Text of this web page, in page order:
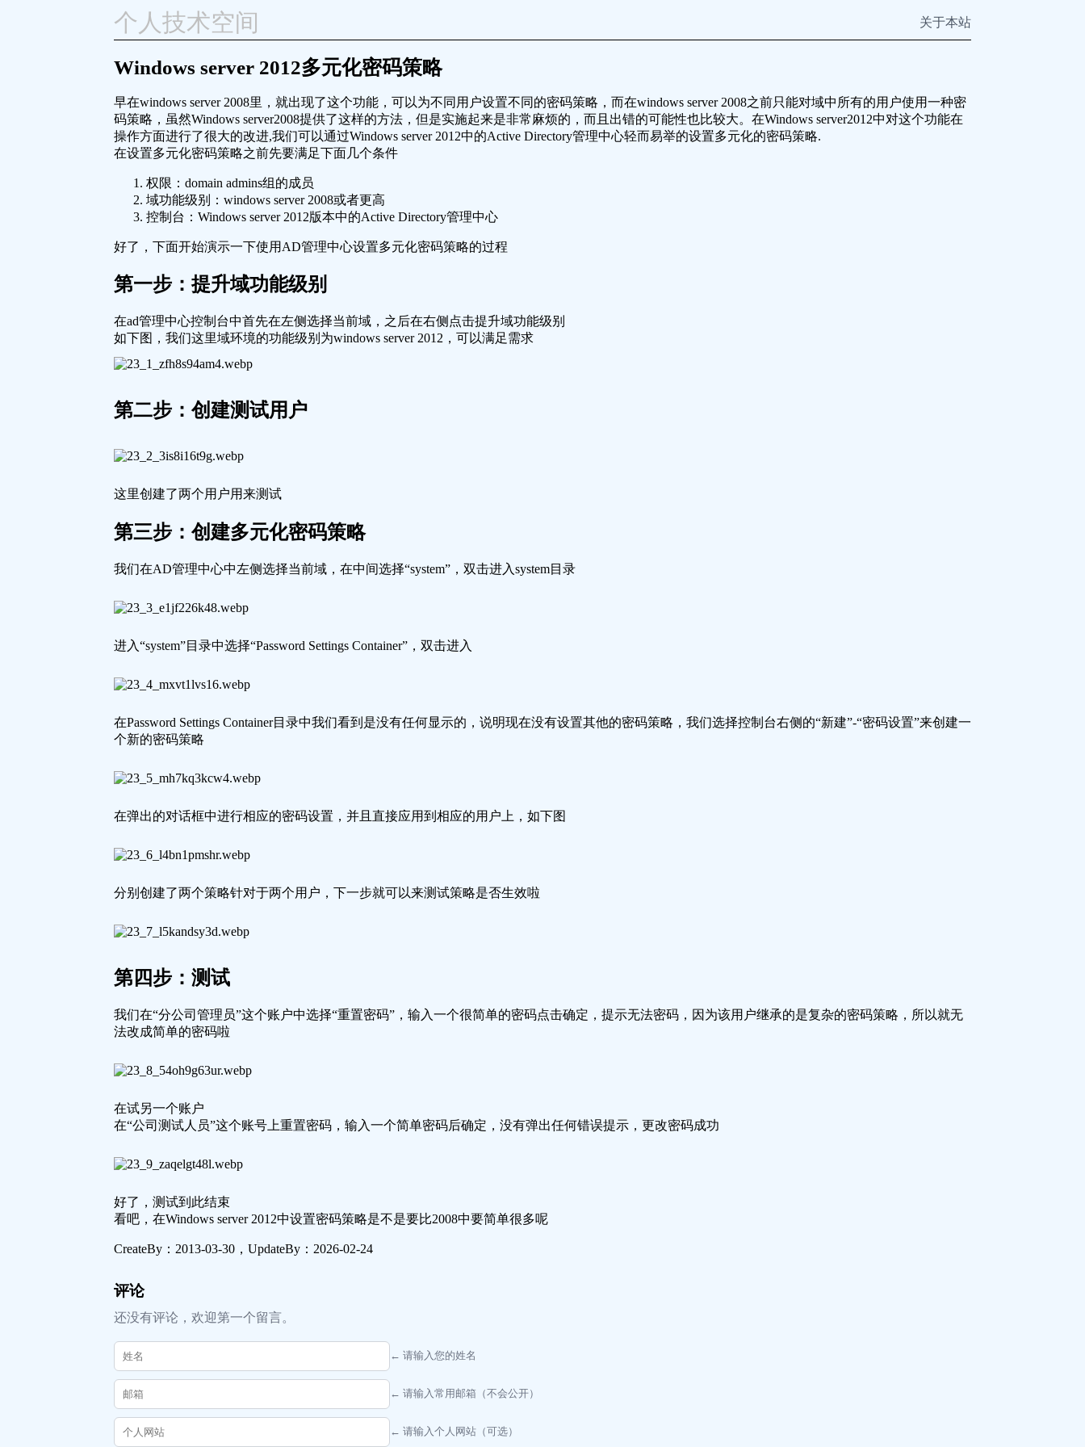
个人技术空间 关于本站
Windows server 2012多元化密码策略
早在windows server 2008里，就出现了这个功能，可以为不同用户设置不同的密码策略，而在windows server 2008之前只能对域中所有的用户使用一种密
码策略，虽然Windows server2008提供了这样的方法，但是实施起来是非常麻烦的，而且出错的可能性也比较大。在Windows server2012中对这个功能在
操作方面进行了很大的改进,我们可以通过Windows server 2012中的Active Directory管理中心轻而易举的设置多元化的密码策略.
在设置多元化密码策略之前先要满足下面几个条件
权限：domain admins组的成员
域功能级别：windows server 2008或者更高
控制台：Windows server 2012版本中的Active Directory管理中心
好了，下面开始演示一下使用AD管理中心设置多元化密码策略的过程
第一步：提升域功能级别
在ad管理中心控制台中首先在左侧选择当前域，之后在右侧点击提升域功能级别
如下图，我们这里域环境的功能级别为windows server 2012，可以满足需求
第二步：创建测试用户
这里创建了两个用户用来测试
第三步：创建多元化密码策略
我们在AD管理中心中左侧选择当前域，在中间选择“system”，双击进入system目录
进入“system”目录中选择“Password Settings Container”，双击进入
在Password Settings Container目录中我们看到是没有任何显示的，说明现在没有设置其他的密码策略，我们选择控制台右侧的“新建”-“密码设置”来创建一
个新的密码策略
在弹出的对话框中进行相应的密码设置，并且直接应用到相应的用户上，如下图
分别创建了两个策略针对于两个用户，下一步就可以来测试策略是否生效啦
第四步：测试
我们在“分公司管理员”这个账户中选择“重置密码”，输入一个很简单的密码点击确定，提示无法密码，因为该用户继承的是复杂的密码策略，所以就无
法改成简单的密码啦
在试另一个账户
在“公司测试人员”这个账号上重置密码，输入一个简单密码后确定，没有弹出任何错误提示，更改密码成功
好了，测试到此结束
看吧，在Windows server 2012中设置密码策略是不是要比2008中要简单很多呢
CreateBy： 2013-03-30，UpdateBy： 2026-02-24
评论
还没有评论，欢迎第一个留言。
← 请输入您的姓名
← 请输入常用邮箱（不会公开）
← 请输入个人网站（可选）